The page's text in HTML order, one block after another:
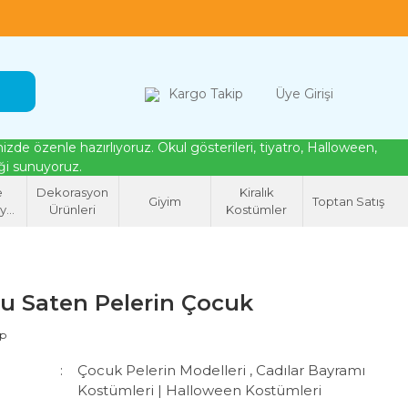
Kargo Takip Üye Girişi
özenle hazırlıyoruz. Okul gösterileri, tiyatro, Halloween,
sunuyoruz.
Dekorasyon
Ürünleri
Giyim
Kiralık
Kostümler
Toptan Satış
Saten Pelerin Çocuk
Çocuk Pelerin Modelleri , Cadılar Bayramı
Kostümleri | Halloween Kostümleri